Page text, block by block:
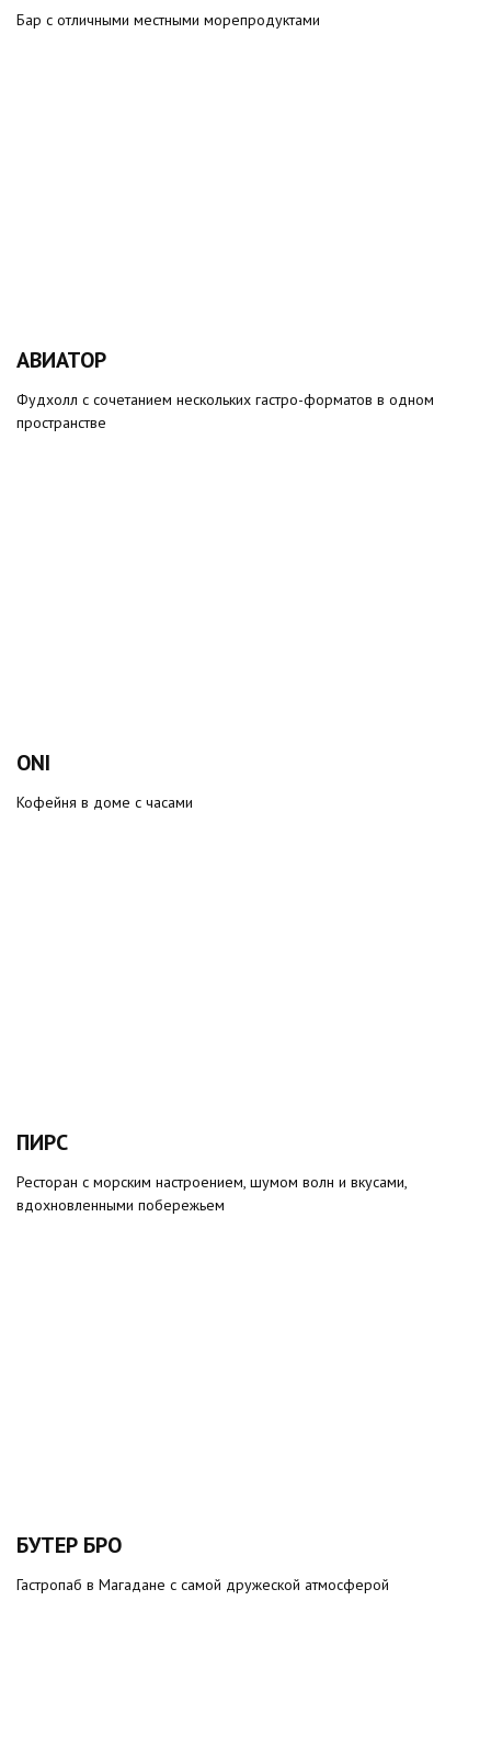
Бар с отличными местными морепродуктами
АВИАТОР
Фудхолл с сочетанием нескольких гастро-форматов в одном
пространстве
ONI
Кофейня в доме с часами
ПИРС
Ресторан с морским настроением, шумом волн и вкусами,
вдохновленными побережьем
БУТЕР БРО
Гастропаб в Магадане с самой дружеской атмосферой